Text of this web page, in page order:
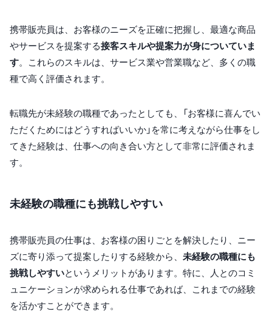
携帯販売員は、お客様のニーズを正確に把握し、最適な商品
やサービスを提案する接客スキルや提案力が身についていま
す。これらのスキルは、サービス業や営業職など、多くの職
種で高く評価されます。
転職先が未経験の職種であったとしても、「お客様に喜んでい
ただくためにはどうすればいいか」を常に考えながら仕事をし
てきた経験は、仕事への向き合い方として非常に評価されま
す。
未経験の職種にも挑戦しやすい
携帯販売員の仕事は、お客様の困りごとを解決したり、ニー
ズに寄り添って提案したりする経験から、 未経験の職種にも
挑戦しやすいというメリットがあります。特に、人とのコミ
ュニケーションが求められる仕事であれば、これまでの経験
を活かすことができます。